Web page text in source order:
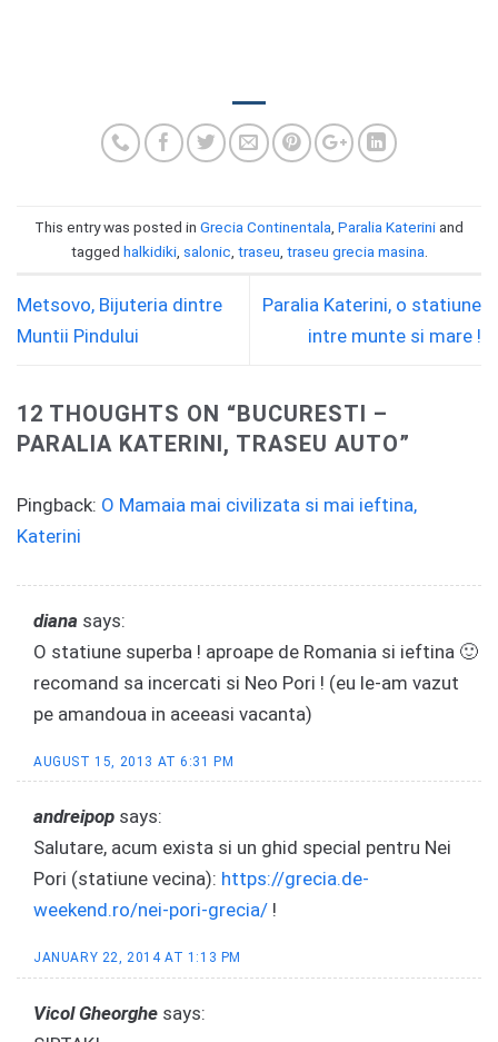
This entry was posted in Grecia Continentala Paralia Kateriniand
tagged halkidiki, salonic traseu traseu grecia masina
Metsovo, Bijuteria dintre
Muntii Pindului
Paralia Katerini, o statiune
intre munte si mare !
12 THOUGHTS ON “BUCURESTI –
PARALIA KATERINI, TRASEU AUTO”
Pingback: O Mamaia mai civilizata si mai ieftina,
Katerini
diana says:
O statiune superba ! aproape de Romania si ieftina 🙂
recomand sa incercati si Neo Pori ! (eu le-am vazut
pe amandoua in aceeasi vacanta)
AUGUST 15, 2013 AT 6:31 PM
andreipop says:
Salutare, acum exista si un ghid special pentru Nei
Pori (statiune vecina): https://grecia.de-
weekend.ro/nei-pori-grecia/ !
JANUARY 22, 2014 AT 1:13 PM
Vicol Gheorghe says: